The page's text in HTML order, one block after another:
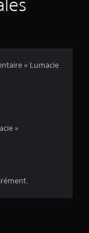
s
« Lumacie
»